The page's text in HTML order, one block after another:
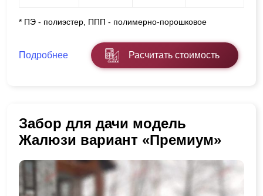
* ПЭ - полиэстер, ППП - полимерно-порошковое
Подробнее Расчитать стоимость
Забор для дачи модель
Жалюзи вариант «Премиум»